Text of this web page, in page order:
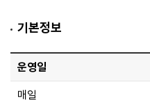
아로마테라피 60분
Aromatherapy - 60 mins
투어픽 오퍼
기본정보
운영일
매일